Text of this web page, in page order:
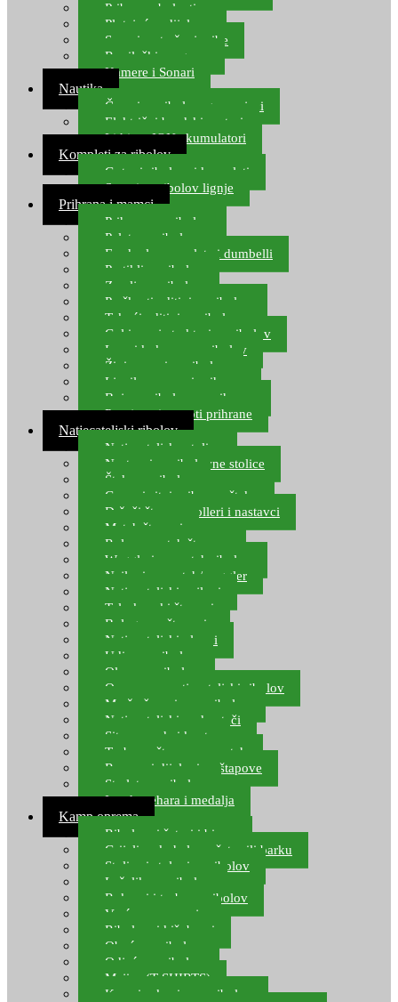
Pribor za bolentino
Plutajuća odijela
Sonari za traženje ribe
Ronilački program
Kamere i Sonari
Nautika
Čamci za ribolov, gumenjaci
Električni brodski motori
Lithium ION akumulatori
Kompleti za ribolov
Gotovi ribolovni kompleti
Setovi za ribolov lignje
Prihrana i mamci
Prihrana za ribolov
Pelete za ribolov
Feeder lovne pelete i dumbelli
Partikli za ribolov
Zemlja za ribolov
Praškasti aditivi za ribolov
Tekući aditivi za ribolov
Gel i sprej atraktori za ribolov
Lovni kukuruz za ribolov
Živi mamci za ribolov
Ljepilo za crve i prihranu
Boje za ribolovnu prihranu
Provjereni recepti prihrane
Natjecateljski ribolov
Natjecateljske stolice
Nastavci za ribolovne stolice
Šteke za ribolov
Gume i sitni pribor za šteku
Držači štapova rolleri i nastavci
Match štapovi
Role za match štapove
Waggleri za match ribolov
Najloni za match/waggler
Natjecateljski najloni
Teleskopski štapovi
Bolognese štapovi
Natjecateljski plovci
Udice za ribolov
Olovo za ribolov
Oprema za natjecateljski ribolov
Mreže čuvarice za ribolov
Natjecateljski podmetači
Sito, posude i kante
Torbe za štapove – match
Rezervni dijelovi za štapove
Starlete za ribolov
Izrada pehara i medalja
Kamp oprema
Ribolovni šatori i bivvy
Grijalice, kuhala za šator ili barku
Stolice i stolovi za ribolov
Ležaljke za ribolov
Ruksaci i torbe za ribolov
Vreće za spavanje
Ribolovni kišobrani
Obuća za ribolov
Odjeća za ribolov
Majice (T-SHIRTS)
Kape i rukavice za ribolov